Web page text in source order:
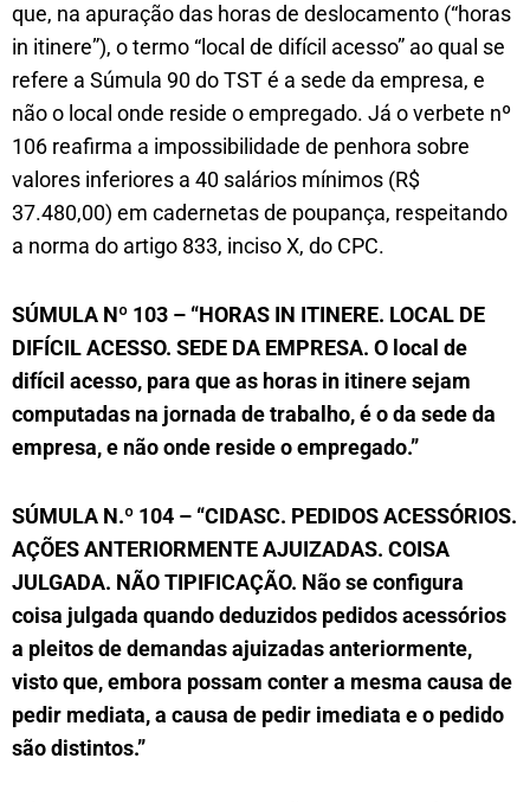
que, na apuração das horas de deslocamento (“horas
in itinere”), o termo “local de difícil acesso” ao qual se
refere a Súmula 90 do TST é a sede da empresa, e
não o local onde reside o empregado. Já o verbete nº
106 reafirma a impossibilidade de penhora sobre
valores inferiores a 40 salários mínimos (R$
37.480,00) em cadernetas de poupança, respeitando
a norma do artigo 833, inciso X, do CPC.
SÚMULA Nº 103 – “HORAS IN ITINERE. LOCAL DE
DIFÍCIL ACESSO. SEDE DA EMPRESA. O local de
difícil acesso, para que as horas in itinere sejam
computadas na jornada de trabalho, é o da sede da
empresa, e não onde reside o empregado.”
SÚMULA N.º 104 – “CIDASC. PEDIDOS ACESSÓRIOS.
AÇÕES ANTERIORMENTE AJUIZADAS. COISA
JULGADA. NÃO TIPIFICAÇÃO. Não se configura
coisa julgada quando deduzidos pedidos acessórios
a pleitos de demandas ajuizadas anteriormente,
visto que, embora possam conter a mesma causa de
pedir mediata, a causa de pedir imediata e o pedido
são distintos.”